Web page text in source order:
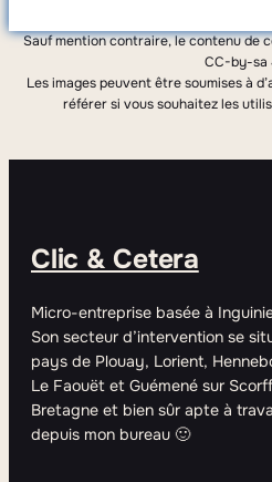
Sauf mention contraire, le contenu de
CC-by-sa
Les images peuvent être soumises à
référer si vous souhaitez les
Clic & Cetera
Micro-entreprise basée à
Son secteur d’intervention se
pays de Plouay, Lorient,
Le Faouët et Guémené sur
Bretagne et bien sûr apte à
depuis mon bureau 🙂